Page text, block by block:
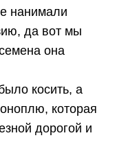
нанимали
да вот мы
она
косить, а
которая
дорогой и